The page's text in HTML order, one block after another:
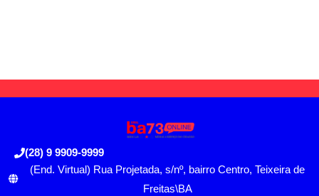
(28) 9 9909-9999
(End. Virtual) Rua Projetada, s/nº, bairro Centro, Teixeira de
Freitas\BA